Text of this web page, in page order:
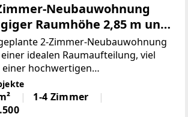
Neubauwohnung
Raumhöhe 2,85 m und
2-Zimmer-Neubauwohnung
idealen Raumaufteilung, viel
einer hochwertigen
Dank der südseitigen
Sie ganztägig angenehme
und ein besonders helles
1-4 Zimmer